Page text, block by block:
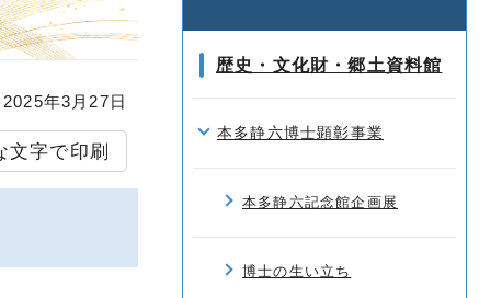
年3月27日
文字で印刷
歴史・文化財・郷土資料館
本多静六博士顕彰事業
本多静六記念館企画展
博士の生い立ち